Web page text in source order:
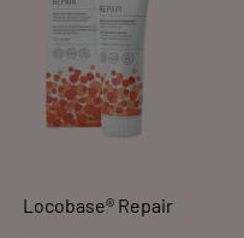
Locobase® Repair